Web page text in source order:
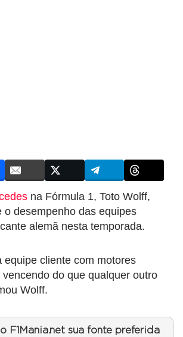
na Fórmula 1, Toto Wolff,
o desempenho das equipes
alemã nesta temporada.
equipe cliente com motores
do que qualquer outro
Wolff.
F1Mania.net sua fonte preferida